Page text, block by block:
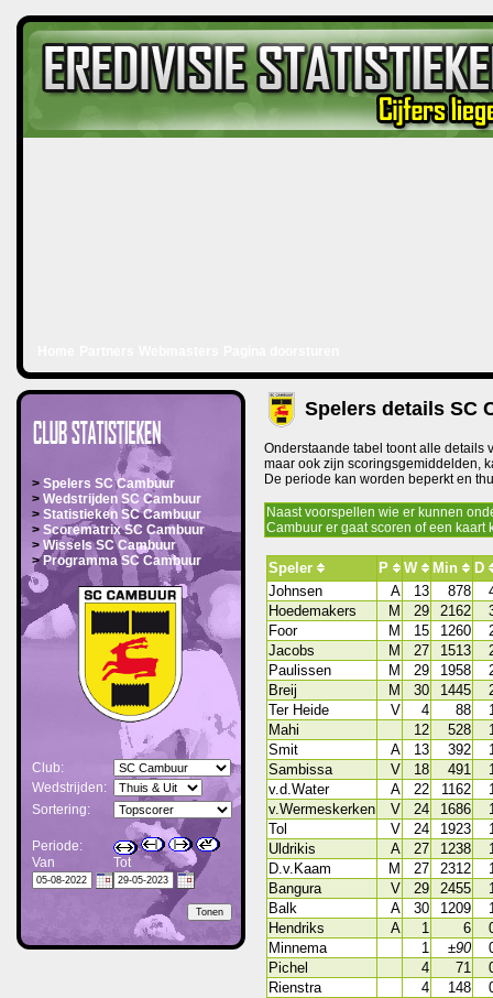
Spelers details SC
Onderstaande tabel toont alle details
maar ook zijn scoringsgemiddelden,
De periode kan worden beperkt en
Naast voorspellen wie er kunnen
Cambuur er gaat scoren of een kaart
Speler P W Min
D
Johnsen
A 13 878
Hoedemakers
M 29 2162
Foor
M 15 1260
Jacobs
M 27 1513
Paulissen
M 29 1958
Breij
M 30 1445
Ter Heide
V 4 88
Mahi
12 528
Smit
A 13 392
Sambissa
V 18 491
v.d.Water
A 22 1162
v.Wermeskerken
V 24 1686
Tol
V 24 1923
Uldrikis
A 27 1238
D.v.Kaam
M 27 2312
Bangura
V 29 2455
Balk
A 30 1209
Hendriks
A 1 6
Minnema
1 ±90
Pichel
4 71
Rienstra
4 148
> Spelers SC Cambuur
> Wedstrijden SC Cambuur
> Statistieken SC Cambuur
> Scorematrix SC Cambuur
> Wissels SC Cambuur
> Programma SC Cambuur
Club:
Wedstrijden:
Sortering:
Periode:
Van
Tot